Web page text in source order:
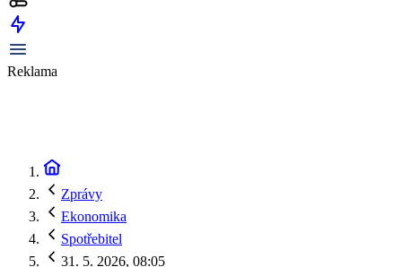
Reklama
Zprávy
Ekonomika
Spotřebitel
31. 5. 2026, 08:05